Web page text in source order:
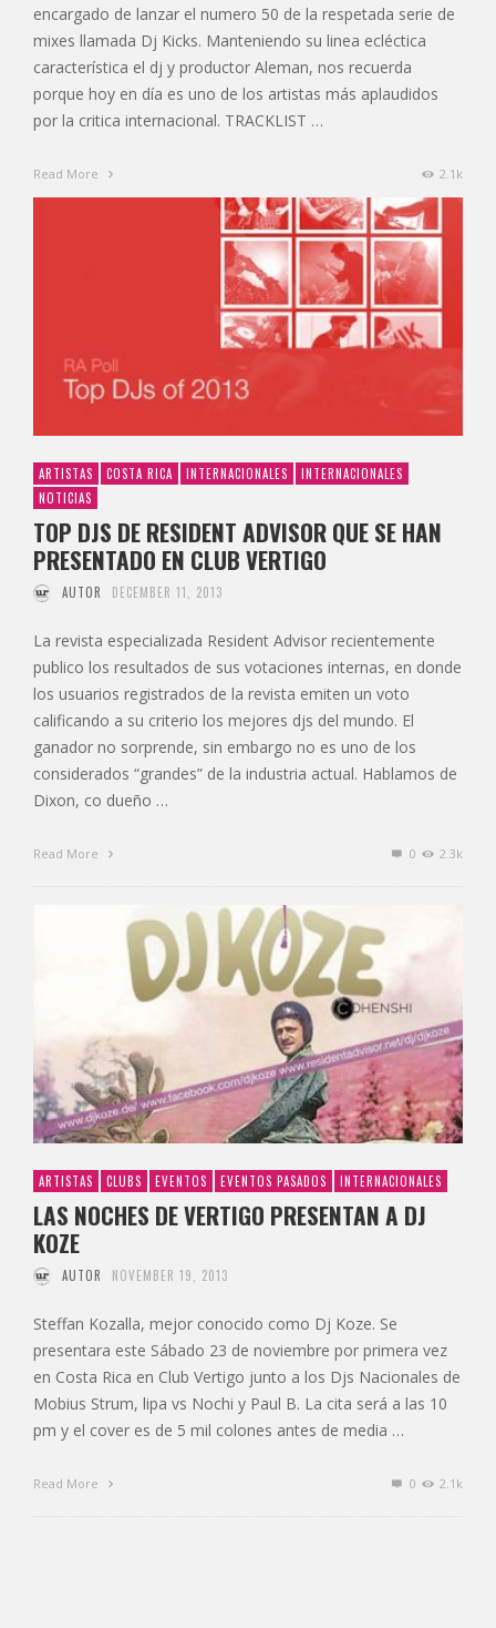
encargado de lanzar el numero 50 de la respetada serie de
mixes llamada Dj Kicks. Manteniendo su linea ecléctica
característica el dj y productor Aleman, nos recuerda
porque hoy en día es uno de los artistas más aplaudidos
por la critica internacional. TRACKLIST …
Read More 2.1k
ARTISTAS COSTA RICA INTERNACIONALES
INTERNACIONALES
NOTICIAS
TOP DJS DE RESIDENT ADVISOR QUE SE HAN
PRESENTADO EN CLUB VERTIGO
AUTOR DECEMBER 11, 2013
La revista especializada Resident Advisor recientemente
publico los resultados de sus votaciones internas, en donde
los usuarios registrados de la revista emiten un voto
calificando a su criterio los mejores djs del mundo. El
ganador no sorprende, sin embargo no es uno de los
considerados “grandes” de la industria actual. Hablamos de
Dixon, co dueño …
Read More 0 2.3k
ARTISTAS CLUBS EVENTOS EVENTOS PASADOS INTERNACIONALES
LAS NOCHES DE VERTIGO PRESENTAN A DJ
KOZE
AUTOR NOVEMBER 19, 2013
Steffan Kozalla, mejor conocido como Dj Koze. Se
presentara este Sábado 23 de noviembre por primera vez
en Costa Rica en Club Vertigo junto a los Djs Nacionales de
Mobius Strum, lipa vs Nochi y Paul B. La cita será a las 10
pm y el cover es de 5 mil colones antes de media …
Read More 0 2.1k